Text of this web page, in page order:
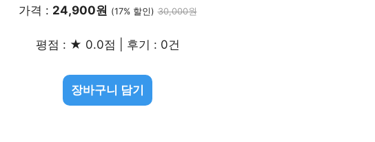
가격 : 24,900원 (17% 할인) 30,000원
평점 : ★ 0.0점 | 후기 : 0건
장바구니 담기